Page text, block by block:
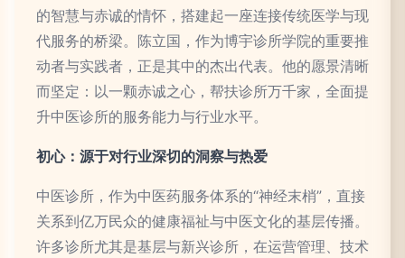
的智慧与赤诚的情怀，搭建起一座连接传统医学与现
代服务的桥梁。陈立国，作为博宇诊所学院的重要推
动者与实践者，正是其中的杰出代表。他的愿景清晰
而坚定：以一颗赤诚之心，帮扶诊所万千家，全面提
升中医诊所的服务能力与行业水平。
初心：源于对行业深切的洞察与热爱
中医诊所，作为中医药服务体系的“神经末梢”，直接
关系到亿万民众的健康福祉与中医文化的基层传播。
许多诊所尤其是基层与新兴诊所，在运营管理、技术